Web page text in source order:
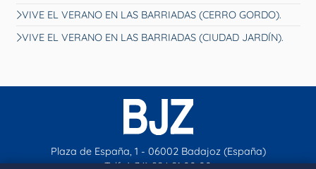
VIVE EL VERANO EN LAS BARRIADAS (CERRO GORDO).
VIVE EL VERANO EN LAS BARRIADAS (CIUDAD JARDÍN).
Plaza de España, 1 - 06002 Badajoz (España)
Telf. (+34) 924 21 00 00